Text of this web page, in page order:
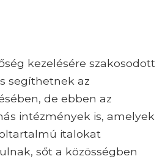
kezelésére szakosodott
segíthetnek az
de ebben az
intézmények is, amelyek
italokat
sőt a közösségben